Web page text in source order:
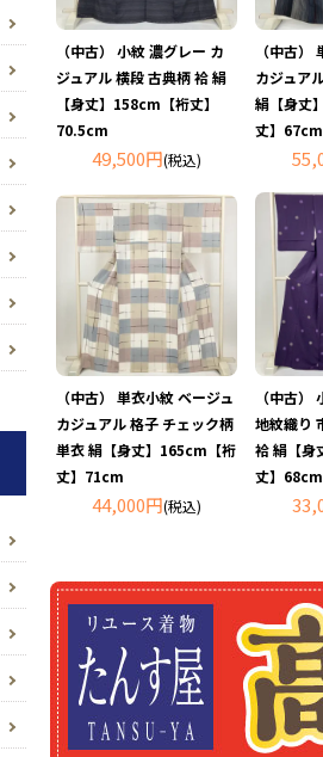
（中古） 小紋 濃グレー カ
ジュアル 横段 古典柄 袷 絹
【身丈】158cm【裄丈】
70.5cm
49,500円(税込)
（中古）
カジュア
絹【身丈
丈】67cm
（中古） 単衣小紋 ベージュ
カジュアル 格子 チェック柄
単衣 絹【身丈】165cm【裄
丈】71cm
44,000円(税込)
（中古）
地紋織り
袷 絹【身
丈】68cm